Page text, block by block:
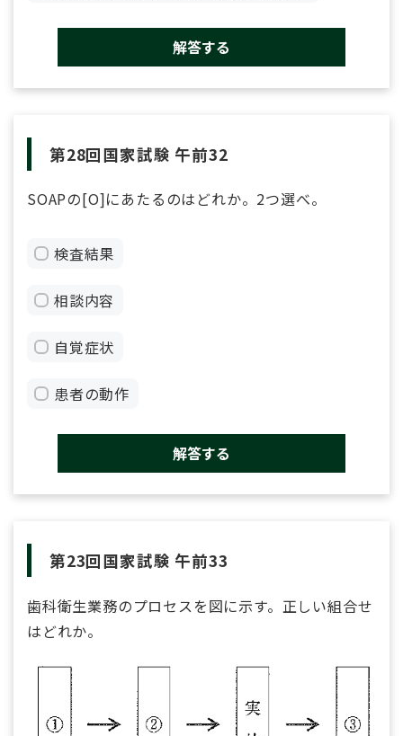
解答する
第28回国家試験 午前32
SOAPの[O]にあたるのはどれか。2つ選べ。
検査結果
相談内容
自覚症状
患者の動作
解答する
第23回国家試験 午前33
歯科衛生業務のプロセスを図に示す。正しい組合せ
はどれか。